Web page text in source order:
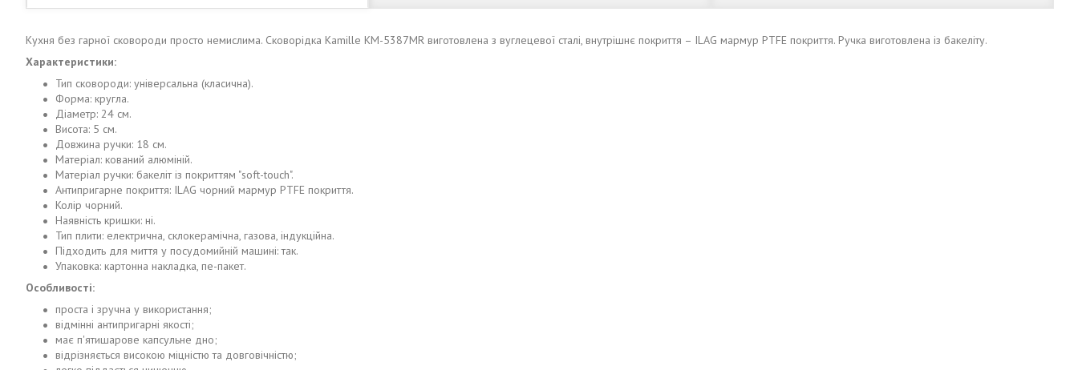
Кухня без гарної сковороди просто немислима. Сковорідка Kamille KM-5387MR виготовлена з вуглецевої сталі, внутрішнє покриття – ILAG мармур PTFE покриття. Ручка виготовлена із бакеліту.
Характеристики:
Тип сковороди: універсальна (класична).
Форма: кругла.
Діаметр: 24 см.
Висота: 5 см.
Довжина ручки: 18 см.
Матеріал: кований алюміній.
Матеріал ручки: бакеліт із покриттям "soft-touch".
Антипригарне покриття: ILAG чорний мармур PTFE покриття.
Колір чорний.
Наявність кришки: ні.
Тип плити: електрична, склокерамічна, газова, індукційна.
Підходить для миття у посудомийній машині: так.
Упаковка: картонна накладка, пе-пакет.
Особливості:
проста і зручна у використання;
відмінні антипригарні якості;
має п'ятишарове капсульне дно;
відрізняється високою міцністю та довговічністю;